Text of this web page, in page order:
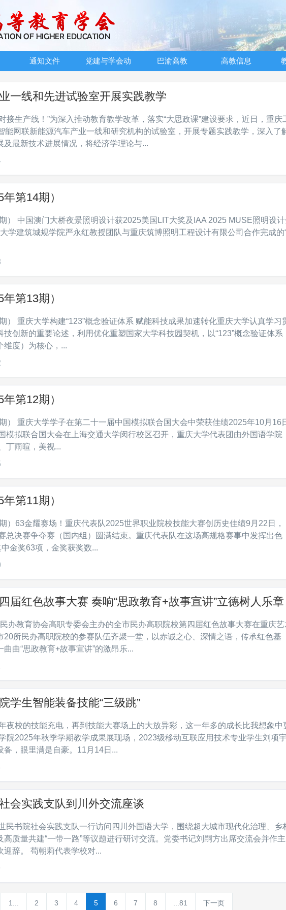
通知文件 党建与学会动
态
巴渝高教 高教信息
一线和先进试验室开展实践教学
接生产线！”为深入推动教育教学改革，落实“大思政课”建设要求，近日，重庆
能网联新能源汽车产业一线和研究机构的试验室，开展专题实践教学，深入了
及最新技术进展情况，将经济学理论与...
第14期）
） 中国澳门大桥夜景照明设计获2025美国LIT大奖及IAA 2025 MUSE照明设
学建筑城规学院严永红教授团队与重庆筑博照明工程设计有限公司合作完成的
第13期）
） 重庆大学构建“123”概念验证体系 赋能科技成果加速转化重庆大学认真学习
创新的重要论述，利用优化重塑国家大学科技园契机，以“123”概念验证体系
维度）为核心，...
第12期）
） 重庆大学学子在第二十一届中国模拟联合国大会中荣获佳绩2025年10月16
模拟联合国大会在上海交通大学闵行校区召开，重庆大学代表团由外国语学院
丁雨暄，美视...
第11期）
）63金耀赛场！重庆代表队2025世界职业院校技能大赛创历史佳绩9月22日，
总决赛争夺赛（国内组）圆满结束。重庆代表队在这场高规格赛事中发挥出色
金奖63项，金奖获奖数...
届红色故事大赛 奏响“思政教育+故事宣讲”立德树人乐章
办教育协会高职专委会主办的全市民办高职院校第四届红色故事大赛在重庆艺
20所民办高职院校的参赛队伍齐聚一堂，以赤诚之心、深情之语，传承红色基
曲“思政教育+故事宣讲”的激昂乐...
学生智能装备技能“三级跳”
夜校的技能充电，再到技能大赛场上的大放异彩，这一年多的成长比我想象中
院2025年秋季学期教学成果展现场，2023级移动互联应用技术专业学生刘项
，眼里满是自豪。11月14日...
会实践支队到川外交流座谈
民书院社会实践支队一行访问四川外国语大学，围绕超大城市现代化治理、乡
质量共建“一带一路”等议题进行研讨交流。党委书记刘嗣方出席交流会并作
辞。 苟朝莉代表学校对...
1... 2 3 4 5 6 7 8 ...81 下一页